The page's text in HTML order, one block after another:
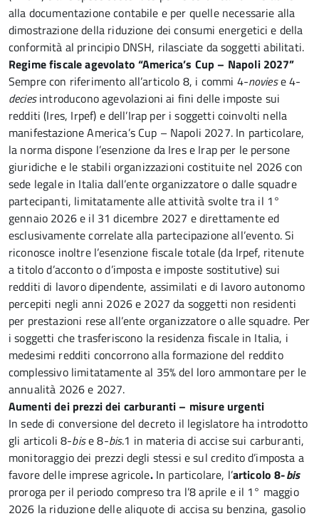
alla documentazione contabile e per quelle necessarie alla
dimostrazione della riduzione dei consumi energetici e della
conformità al principio DNSH, rilasciate da soggetti abilitati.
Regime fiscale agevolato “America’s Cup – Napoli 2027”
Sempre con riferimento all’articolo 8, i commi 4-noviese 4-
decies introducono agevolazioni ai fini delle imposte sui
redditi (Ires, Irpef) e dell’Irap per i soggetti coinvolti nella
manifestazione America’s Cup – Napoli 2027. In particolare,
la norma dispone l’esenzione da Ires e Irap per le persone
giuridiche e le stabili organizzazioni costituite nel 2026 con
sede legale in Italia dall’ente organizzatore o dalle squadre
partecipanti, limitatamente alle attività svolte tra il 1°
gennaio 2026 e il 31 dicembre 2027 e direttamente ed
esclusivamente correlate alla partecipazione all’evento. Si
riconosce inoltre l’esenzione fiscale totale (da Irpef, ritenute
a titolo d’acconto o d’imposta e imposte sostitutive) sui
redditi di lavoro dipendente, assimilati e di lavoro autonomo
percepiti negli anni 2026 e 2027 da soggetti non residenti
per prestazioni rese all’ente organizzatore o alle squadre. Per
i soggetti che trasferiscono la residenza fiscale in Italia, i
medesimi redditi concorrono alla formazione del reddito
complessivo limitatamente al 35% del loro ammontare per le
annualità 2026 e 2027.
Aumenti dei prezzi dei carburanti – misure urgenti
In sede di conversione del decreto il legislatore ha introdotto
gli articoli 8-bise 8-bis.1 in materia di accise sui carburanti,
monitoraggio dei prezzi degli stessi e sul credito d’imposta a
favore delle imprese agricole.In particolare, l’articolo 8-bis
proroga per il periodo compreso tra l’8 aprile e il 1° maggio
2026 la riduzione delle aliquote di accisa su benzina, gasolio